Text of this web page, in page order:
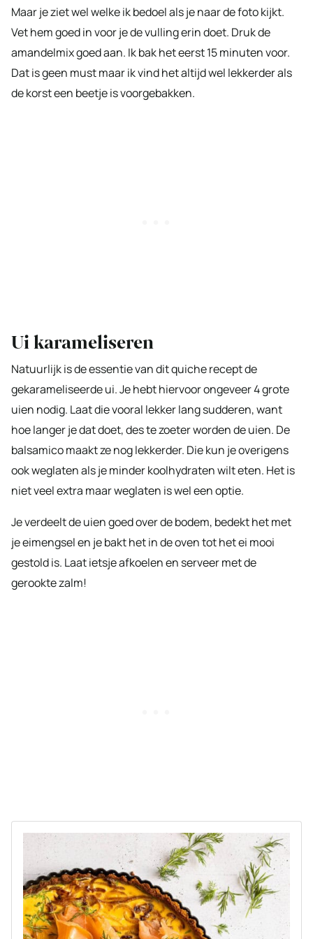
Maar je ziet wel welke ik bedoel als je naar de foto kijkt.
Vet hem goed in voor je de vulling erin doet. Druk de
amandelmix goed aan. Ik bak het eerst 15 minuten voor.
Dat is geen must maar ik vind het altijd wel lekkerder als
de korst een beetje is voorgebakken.
Ui karameliseren
Natuurlijk is de essentie van dit quiche recept de
gekarameliseerde ui. Je hebt hiervoor ongeveer 4 grote
uien nodig. Laat die vooral lekker lang sudderen, want
hoe langer je dat doet, des te zoeter worden de uien. De
balsamico maakt ze nog lekkerder. Die kun je overigens
ook weglaten als je minder koolhydraten wilt eten. Het is
niet veel extra maar weglaten is wel een optie.
Je verdeelt de uien goed over de bodem, bedekt het met
je eimengsel en je bakt het in de oven tot het ei mooi
gestold is. Laat ietsje afkoelen en serveer met de
gerookte zalm!